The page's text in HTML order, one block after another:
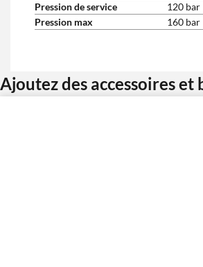
Pression de service
120 bar
Pression max
160 bar
Ajoutez des accessoires et